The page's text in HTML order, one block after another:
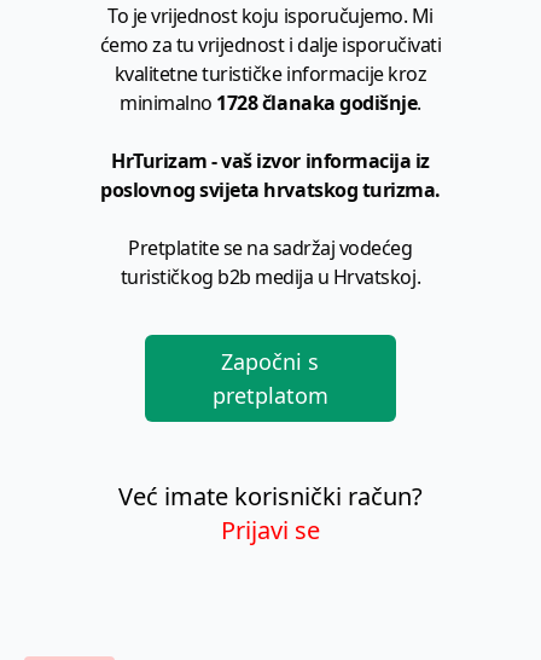
To je vrijednost koju isporučujemo. Mi
ćemo za tu vrijednost i dalje isporučivati
kvalitetne turističke informacije kroz
minimalno 1728 članaka godišnje.
HrTurizam - vaš izvor informacija iz
poslovnog svijeta hrvatskog turizma.
Pretplatite se na sadržaj vodećeg
turističkog b2b medija u Hrvatskoj.
Započni s
pretplatom
Već imate korisnički račun?
Prijavi se